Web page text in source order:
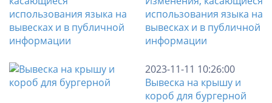
использования языка на
вывесках и в публичной
информации
2023-11-11 10:26:00
Вывеска на крышу и
короб для бургерной